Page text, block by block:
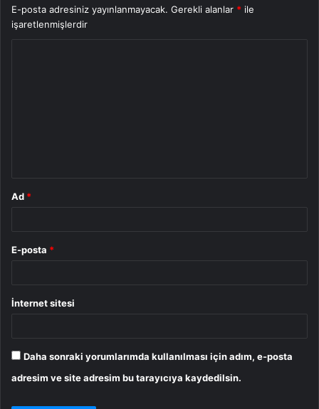
E-posta adresiniz yayınlanmayacak. Gerekli alanlar * ile
işaretlenmişlerdir
Ad *
E-posta *
İnternet sitesi
Daha sonraki yorumlarımda kullanılması için adım, e-posta
adresim ve site adresim bu tarayıcıya kaydedilsin.